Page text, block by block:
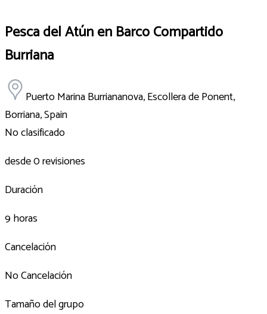
Pesca del Atún en Barco Compartido
Burriana
Puerto Marina Burriananova, Escollera de Ponent,
Borriana, Spain
No clasificado
desde 0 revisiones
Duración
9 horas
Cancelación
No Cancelación
Tamaño del grupo